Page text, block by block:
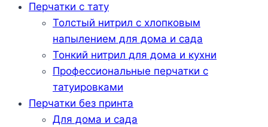
Перчатки с тату
Толстый нитрил с хлопковым
напылением для дома и сада
Тонкий нитрил для дома и кухни
Профессиональные перчатки с
татуировками
Перчатки без принта
Для дома и сада